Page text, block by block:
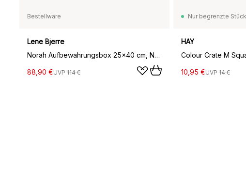
Bestellware
Lene Bjerre
Norah Aufbewahrungsbox 25x40 cm, Nature
88,90 €UVP 114 €
Nur begrenzte
HAY
10,95 €UVP 14 €